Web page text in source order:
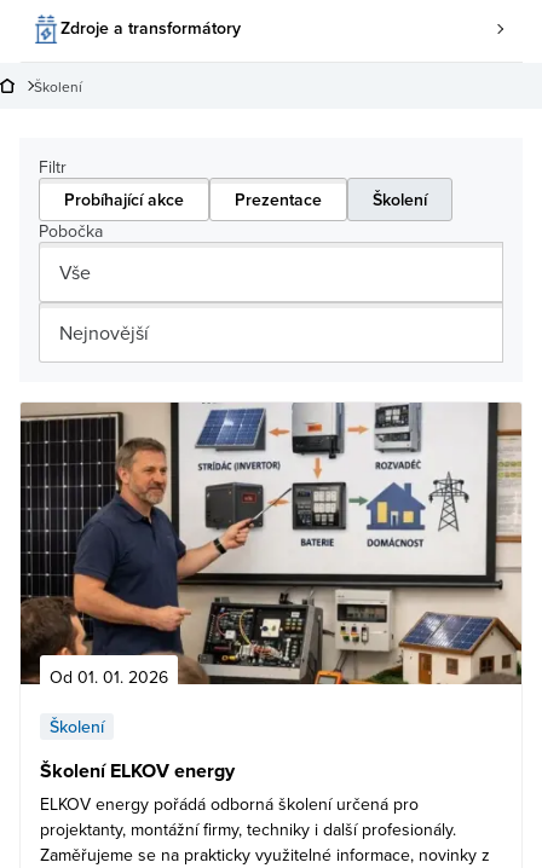
Zdroje a transformátory
Školení
Filtr
Probíhající akce
Prezentace
Školení
Pobočka
Od 01. 01. 2026
Školení
Školení ELKOV energy
ELKOV energy pořádá odborná školení určená pro
projektanty, montážní firmy, techniky i další profesionály.
Zaměřujeme se na prakticky využitelné informace, novinky z